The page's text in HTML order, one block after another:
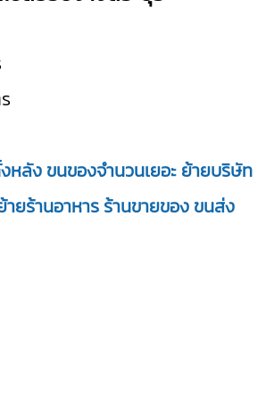
หลัง ขนของจำนวนเยอะ ย้ายบริษัท
ยร้านอาหาร ร้านขายของ ขนส่ง